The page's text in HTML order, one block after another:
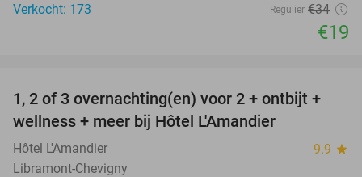
Verkocht: 173
Regulier €34
€19
32%
TODAY
1, 2 of 3 overnachting(en) voor 2 + ontbijt +
wellness + meer bij Hôtel L'Amandier
Hôtel L'Amandier 9.9 star
Libramont-Chevigny